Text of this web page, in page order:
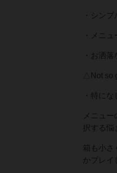
・シン
・メニ
・お洒
△Not so
・特にな
メニュ
択する悩
箱も小さ
かプレイ